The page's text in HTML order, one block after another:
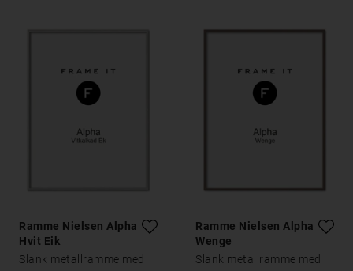
Ramme Nielsen Alpha
Hvit Eik
Slank metallramme med
Ramme Nielsen Alpha
Wenge
Slank metallramme med